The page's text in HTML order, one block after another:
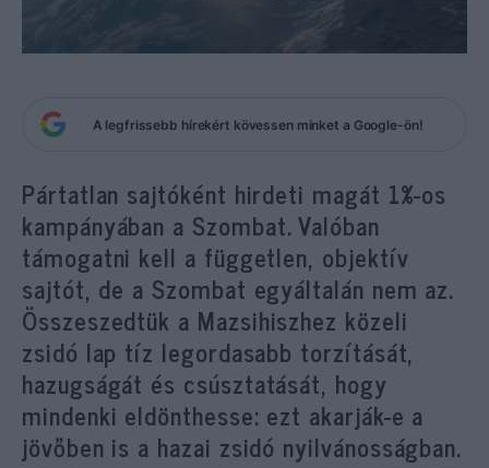
A legfrissebb hírekért kövessen minket a Google-ön!
Pártatlan sajtóként hirdeti magát 1%-os
kampányában a Szombat. Valóban
támogatni kell a független, objektív
sajtót, de a Szombat egyáltalán nem az.
Összeszedtük a Mazsihiszhez közeli
zsidó lap tíz legordasabb torzítását,
hazugságát és csúsztatását, hogy
mindenki eldönthesse: ezt akarják-e a
jövőben is a hazai zsidó nyilvánosságban.